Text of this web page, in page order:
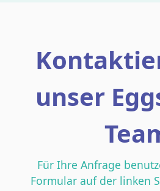
unser
Für Ihre Anfrage
Formular auf der linken